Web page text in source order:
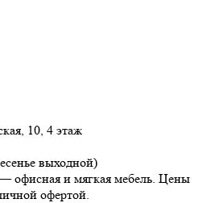
10, 4 этаж
выходной)
офисная и мягкая мебель. Цены
офертой.